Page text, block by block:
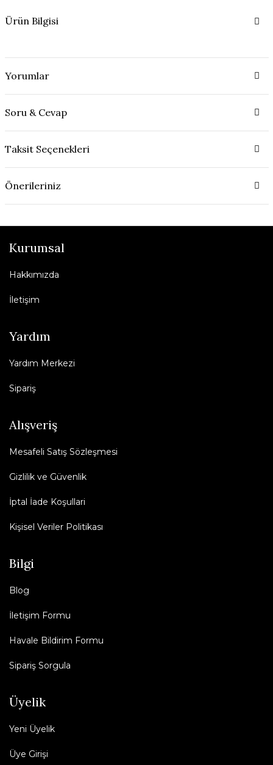
Ürün Bilgisi
Yorumlar
Soru & Cevap
Taksit Seçenekleri
Önerileriniz
Kurumsal
Hakkımızda
İletişim
Yardım
Yardım Merkezi
Sipariş
Alışveriş
Mesafeli Satış Sözleşmesi
Gizlilik ve Güvenlik
İptal İade Koşullari
Kişisel Veriler Politikası
Bilgi
Blog
İletişim Formu
Havale Bildirim Formu
Sipariş Sorgula
Üyelik
Yeni Üyelik
Üye Girişi